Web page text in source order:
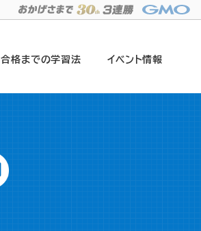
合格までの学習法 イベント情報